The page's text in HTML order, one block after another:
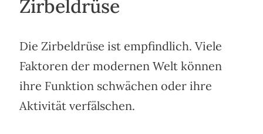
Zirbeldrüse
Die Zirbeldrüse ist empfindlich. Viele
Faktoren der modernen Welt können
ihre Funktion schwächen oder ihre
Aktivität verfälschen.